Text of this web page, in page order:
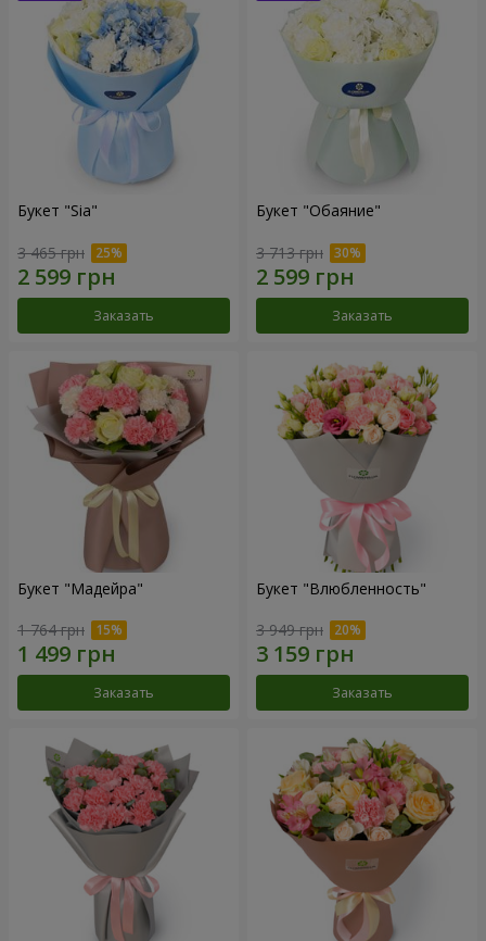
Букет "Sia"
3 465 грн
Заказать
Букет "Обаяние"
3 713 грн
Заказать
Букет "Мадейра"
1 764 грн
Заказать
Букет "Влюбленность"
3 949 грн
Заказать